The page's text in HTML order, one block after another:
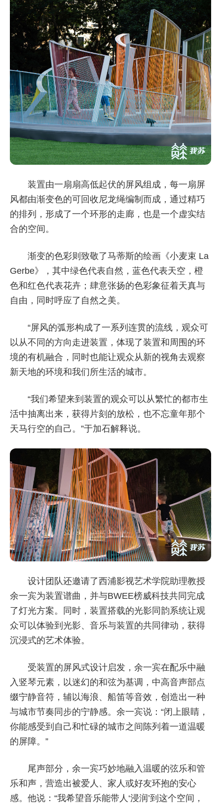
装置由一扇扇高低起伏的屏风组成，每一扇屏
风都由渐变色的可回收尼龙绳编制而成，通过精巧
的排列，形成了一个环形的走廊，也是一个虚实结
合的空间。
渐变的色彩则致敬了马蒂斯的绘画《小麦束 La
Gerbe》，其中绿色代表自然，蓝色代表天空，橙
色和红色代表花卉；肆意张扬的色彩象征着天真与
自由，同时呼应了自然之美。
“屏风的弧形构成了一系列连贯的流线，观众可
以从不同的方向走进装置，体现了装置和周围的环
境的有机融合，同时也能让观众从新的视角去观察
新天地的环境和我们所生活的城市。
“我们希望来到装置的观众可以从繁忙的都市生
活中抽离出来，获得片刻的放松，也不忘童年那个
天马行空的自己。”于加石解释说。
设计团队还邀请了西浦影视艺术学院助理教授
余一宾为装置谱曲，并与BWEE榜威科技共同完成
了灯光方案。同时，装置搭载的光影同韵系统让观
众可以体验到光影、音乐与装置的共同律动，获得
沉浸式的艺术体验。
受装置的屏风式设计启发，余一宾在配乐中融
入竖琴元素，以迷幻的和弦为基调，中高音声部点
缀宁静音符，辅以海浪、船笛等音效，创造出一种
与城市节奏同步的宁静感。余一宾说：“闭上眼睛，
你能感受到自己和忙碌的城市之间陈列着一道温暖
的屏障。”
尾声部分，余一宾巧妙地融入温暖的弦乐和管
乐和声，营造出被爱人、家人或好友环抱的安心
感。他说：“我希望音乐能带人‘浸润’到这个空间，